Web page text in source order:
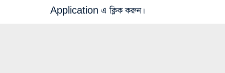
Application এ ক্লিক করুন।